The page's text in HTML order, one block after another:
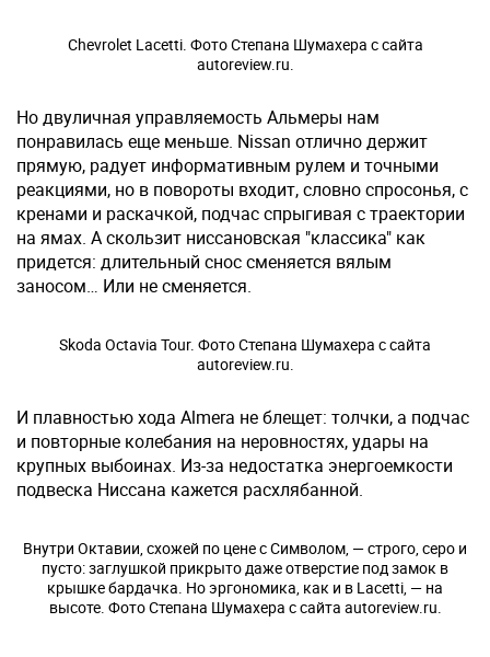
Chevrolet Lacetti. Фото Степана Шумахера с сайта
autoreview.ru.
Но двуличная управляемость Альмеры нам
понравилась еще меньше. Nissan отлично держит
прямую, радует информативным рулем и точными
реакциями, но в повороты входит, словно спросонья, с
кренами и раскачкой, подчас спрыгивая с траектории
на ямах. А скользит ниссановская "классика" как
придется: длительный снос сменяется вялым
заносом… Или не сменяется.
Skoda Octavia Tour. Фото Степана Шумахера с сайта
autoreview.ru.
И плавностью хода Almera не блещет: толчки, а подчас
и повторные колебания на неровностях, удары на
крупных выбоинах. Из-за недостатка энергоемкости
подвеска Ниссана кажется расхлябанной.
Внутри Октавии, схожей по цене с Символом, — строго, серо и
пусто: заглушкой прикрыто даже отверстие под замок в
крышке бардачка. Но эргономика, как и в Lacetti, — на
высоте. Фото Степана Шумахера с сайта autoreview.ru.